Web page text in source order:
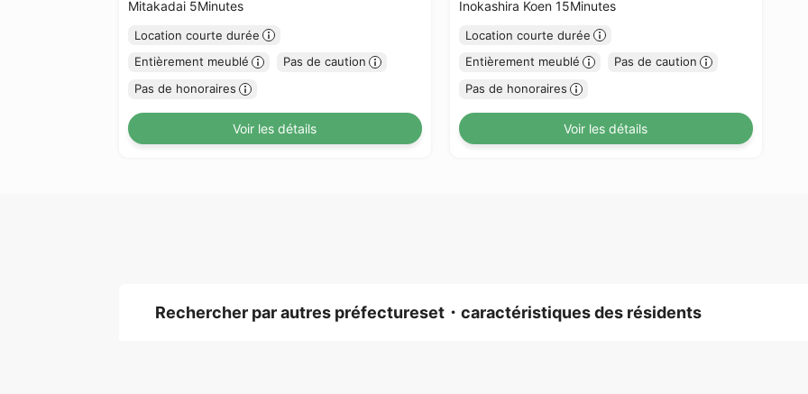
Mitakadai 5Minutes
Location courte durée
Entièrement meublé
Pas de caution
Pas de honoraires
Voir les détails
Inokashira Koen 15Minutes
Location courte durée
Entièrement meublé
Pas de caution
Pas de honoraires
Voir les détails
Rechercher par autres préfectureset・caractéristiques des résidents